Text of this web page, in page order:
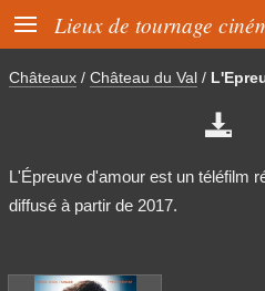
 Lieux de tournage
Châteaux / Château du Val /

L'Épreuve d'amour est un téléfilm
diffusé à partir de 2017.